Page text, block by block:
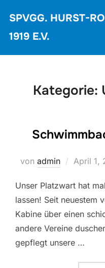
Inhalt
springen
SPVGG. HURST-
1919 E.V.
Kategorie:
von admin April 1,
Unser Platzwart hat
lassen! Seit neuestem
Kabine über einen
andere Vereine
gepflegt unsere …